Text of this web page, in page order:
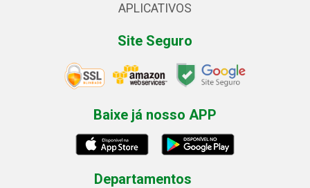
APLICATIVOS
Site Seguro
Baixe já nosso APP
Departamentos